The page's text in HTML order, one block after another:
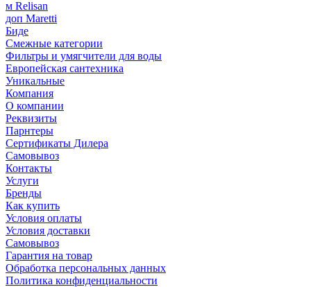
м Relisan
доп Maretti
Биде
Смежные категории
Фильтры и умягчители для воды
Европейская сантехника
Уникальные
Компания
О компании
Реквизиты
Парнтеры
Сертификаты Дилера
Самовывоз
Контакты
Услуги
Бренды
Как купить
Условия оплаты
Условия доставки
Самовывоз
Гарантия на товар
Обработка персональных данных
Политика конфиденциальности